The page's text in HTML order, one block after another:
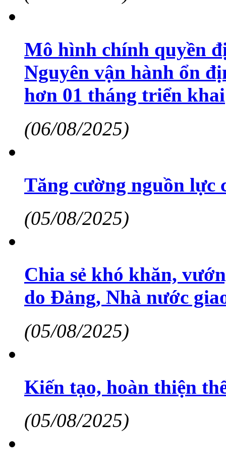
Mô hình chính quyền
Nguyên vận hành ổn
hơn 01 tháng triển khai
(06/08/2025)
Tăng cường nguồn lực
(05/08/2025)
Chia sẻ khó khăn,
do Đảng, Nhà nước
(05/08/2025)
Kiến tạo, hoàn thiện
(05/08/2025)